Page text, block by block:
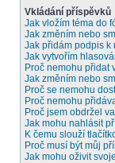
Vkládání příspěvků
Jak vložím téma do
Jak změním nebo
Jak přidám podpis k
Jak vytvořím
Proč nemohu přidat
Jak změním nebo
Proč se nemohu
Proč nemohu
Proč jsem obdržel
Jak mohu nahlásit
K čemu slouží
Proč musí být můj
Jak mohu oživit